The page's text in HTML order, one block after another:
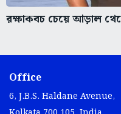
রক্ষাকবচ চেয়ে আড়াল
Office
6, J.B.S. Haldane Avenue,